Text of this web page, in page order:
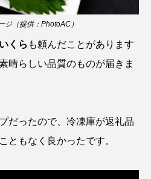
トデ オワンクラゲ
イエビ カイギュウ
カイワリ
ゴカマス カジカ
ジ（提供：PhotoAC）
いくら も頼んだことがあります
晴らしい品質のものが届きま
だったので、冷凍庫が返礼品
ともなく良かったです。